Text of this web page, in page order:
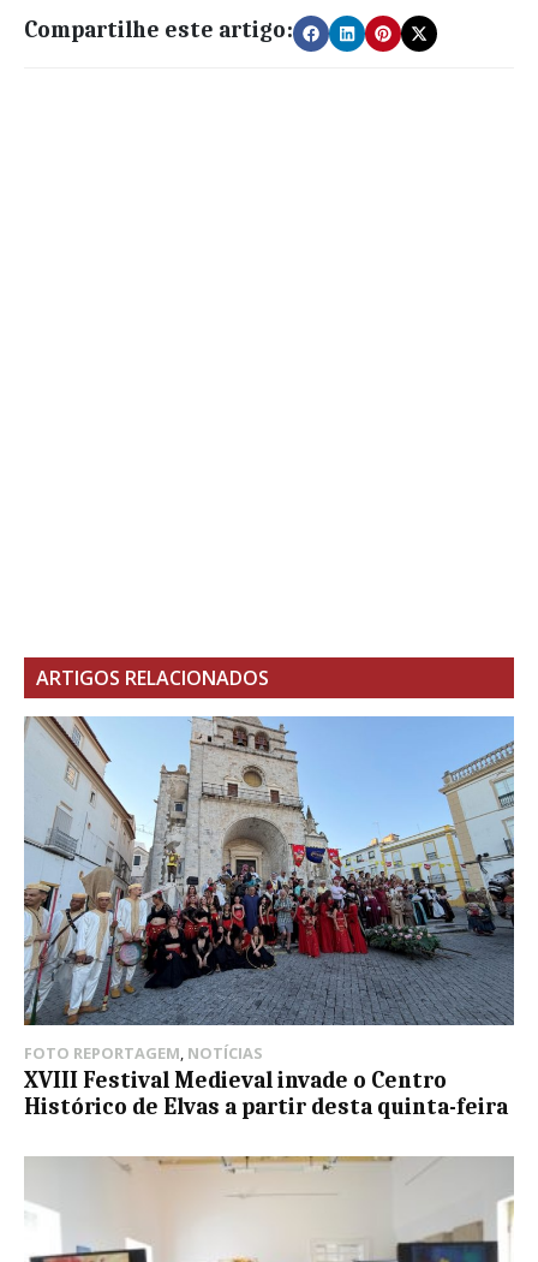
Compartilhe este artigo:
ARTIGOS RELACIONADOS
FOTO REPORTAGEM, NOTÍCIAS
XVIII Festival Medieval invade o Centro
Histórico de Elvas a partir desta quinta-feira